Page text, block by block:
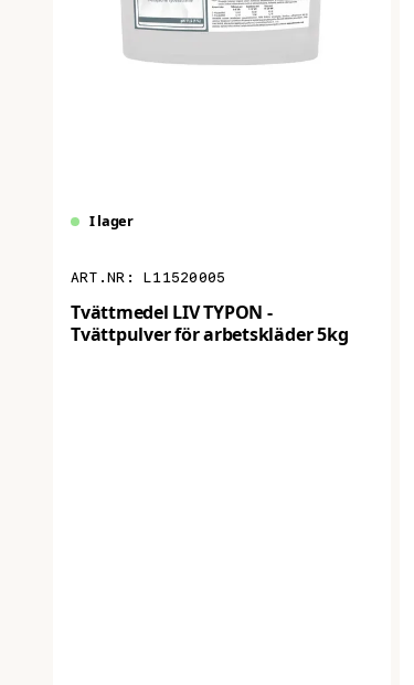
I lager
L11520005
Tvättmedel LIV TYPON -
Tvättpulver för arbetskläder 5kg